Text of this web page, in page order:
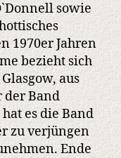
sowie
1970er Jahren
bezieht sich
aus
der Band
es die Band
zu verjüngen
Ende